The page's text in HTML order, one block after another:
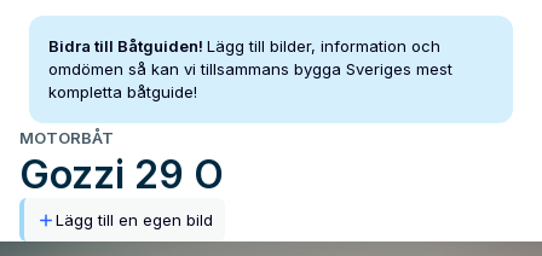
Bidra till Båtguiden! Lägg till bilder, information och
omdömen så kan vi tillsammans bygga Sveriges mest
kompletta båtguide!
MOTORBÅT
Gozzi 29 O
Lägg till en egen bild